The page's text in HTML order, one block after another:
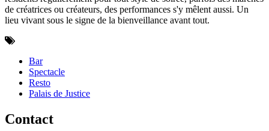
de créatrices ou créateurs, des performances s'y mêlent aussi. Un
lieu vivant sous le signe de la bienveillance avant tout.
Bar
Spectacle
Resto
Palais de Justice
Contact